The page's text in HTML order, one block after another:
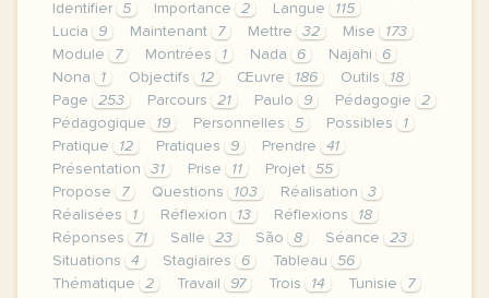
Identifier
5 Importance 2 Langue
115
Lucia
9 Maintenant 7 Mettre 32 Mise
173
Module
7 Montrées 1 Nada 6 Najahi
6
Nona
1 Objectifs 12 Œuvre 186 Outils
18
Page
253 Parcours 21 Paulo 9 Pédagogie
2
Pédagogique
19 Personnelles 5 Possibles
1
Pratique
12 Pratiques 9 Prendre
41
Présentation
31 Prise 11 Projet
55
Propose
7 Questions 103 Réalisation
3
Réalisées
1 Réflexion 13 Réflexions
18
Réponses
71 Salle 23 São 8 Séance
23
Situations
4 Stagiaires 6 Tableau
56
Thématique
2 Travail 97 Trois 14 Tunisie
7